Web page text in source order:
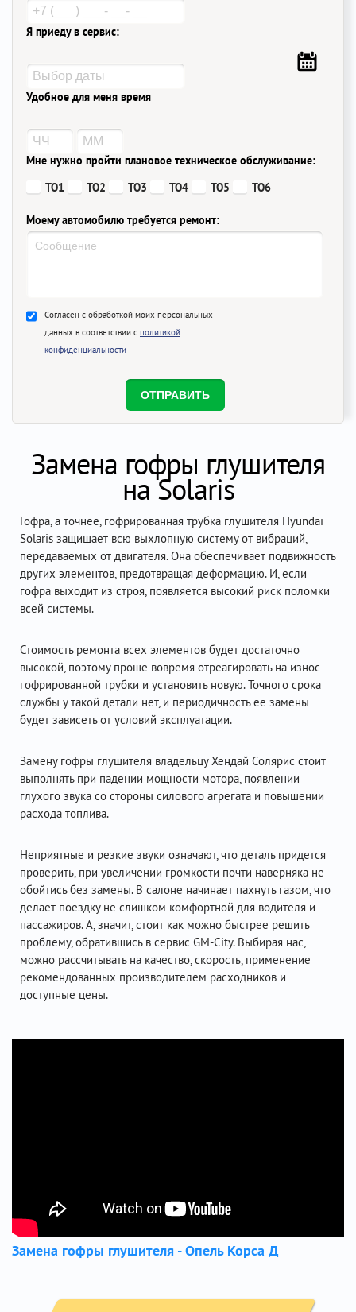
Я приеду в сервис:
Удобное для меня время
Мне нужно пройти плановое техническое обслуживание:
ТО1
ТО2 ТО3 ТО4 ТО5 ТО6
Моему автомобилю требуется ремонт:
Согласен с обработкой моих персональных
данных в соответствии с политикой
конфиденциальности
Замена гофры глушителя
на Solaris
Гофра, а точнее, гофрированная трубка глушителя Hyundai
Solaris защищает всю выхлопную систему от вибраций,
передаваемых от двигателя. Она обеспечивает подвижность
других элементов, предотвращая деформацию. И, если
гофра выходит из строя, появляется высокий риск поломки
всей системы.
Стоимость ремонта всех элементов будет достаточно
высокой, поэтому проще вовремя отреагировать на износ
гофрированной трубки и установить новую. Точного срока
службы у такой детали нет, и периодичность ее замены
будет зависеть от условий эксплуатации.
Замену гофры глушителя владельцу Хендай Солярис стоит
выполнять при падении мощности мотора, появлении
глухого звука со стороны силового агрегата и повышении
расхода топлива.
Неприятные и резкие звуки означают, что деталь придется
проверить, при увеличении громкости почти наверняка не
обойтись без замены. В салоне начинает пахнуть газом, что
делает поездку не слишком комфортной для водителя и
пассажиров. А, значит, стоит как можно быстрее решить
проблему, обратившись в сервис GM-City. Выбирая нас,
можно рассчитывать на качество, скорость, применение
рекомендованных производителем расходников и
доступные цены.
Замена гофры глушителя - Опель Корса Д